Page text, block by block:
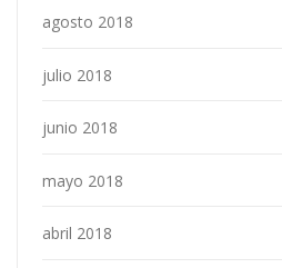
agosto 2018
julio 2018
junio 2018
mayo 2018
abril 2018